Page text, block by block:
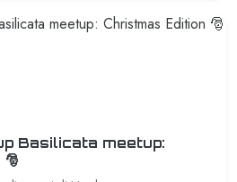
Basilicata meetup: